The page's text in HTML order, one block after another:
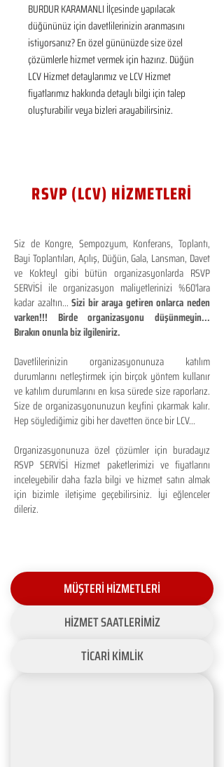
BURDUR KARAMANLI İlçesinde yapılacak
düğününüz için davetlilerinizin aranmasını
istiyorsanız? En özel gününüzde size özel
çözümlerle hizmet vermek için hazırız. Düğün
LCV Hizmet detaylarımız ve LCV Hizmet
fiyatlarımız hakkında detaylı bilgi için talep
oluşturabilir veya bizleri arayabilirsiniz.
RSVP (LCV) HİZMETLERİ
Siz de Kongre, Sempozyum, Konferans, Toplantı,
Bayi Toplantıları, Açılış, Düğün, Gala, Lansman, Davet
ve Kokteyl gibi bütün organizasyonlarda RSVP
SERVİSİ ile organizasyon maliyetlerinizi %60'lara
kadar azaltın...Sizi bir araya getiren onlarca neden
varken!!! Birde organizasyonu düşünmeyin...
Bırakın onunla biz ilgileniriz.
Davetlilerinizin organizasyonunuza katılım
durumlarını netleştirmek için birçok yöntem kullanır
ve katılım durumlarını en kısa sürede size raporlarız.
Size de organizasyonunuzun keyfini çıkarmak kalır.
Hep söylediğimiz gibi her davetten önce bir LCV...
Organizasyonunuza özel çözümler için buradayız
RSVP SERVİSİ Hizmet paketlerimizi ve fiyatlarını
inceleyebilir daha fazla bilgi ve hizmet satın almak
için bizimle iletişime geçebilirsiniz. İyi eğlenceler
dileriz.
MÜŞTERİ HİZMETLERİ
HİZMET SAATLERİMİZ
TİCARİ KİMLİK